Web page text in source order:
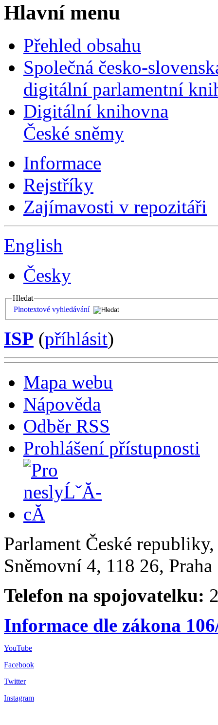
Hlavní menu
Přehled obsahu
Společná česko-
digitální parlamentní
Digitální knihovna
České sněmy
Informace
Rejstříky
Zajímavosti v repozitáři
English
Česky
Hledat
Plnotextové vyhledávání
ISP (příhlásit)
Mapa webu
Nápověda
Odběr RSS
Prohlášení přístupnosti
Parlament České
Sněmovní 4, 118 26,
Telefon na spojovatelku:
Informace dle zákona
YouTube
Facebook
Twitter
Instagram